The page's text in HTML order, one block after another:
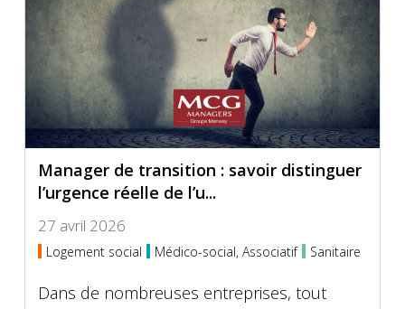
Manager de transition : savoir distinguer
l’urgence réelle de l’u...
27 avril 2026
Logement social Médico-social, Associatif Sanitaire
Dans de nombreuses entreprises, tout